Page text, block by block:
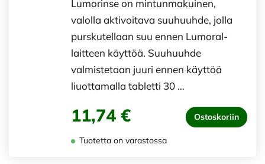
Lumorinse on mintunmakuinen,
valolla aktivoitava suuhuuhde, jolla
purskutellaan suu ennen Lumoral-
laitteen käyttöä. Suuhuuhde
valmistetaan juuri ennen käyttöä
liuottamalla tabletti 30 …
11,74 € Ostoskoriin
Tuotetta on varastossa